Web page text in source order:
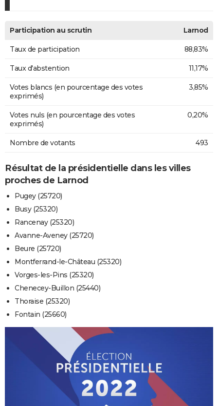
Participation au scrutin Larnod
Taux de participation 88,83%
Taux d'abstention 11,17%
Votes blancs (en pourcentage des votes
exprimés)
3,85%
Votes nuls (en pourcentage des votes
exprimés)
0,20%
Nombre de votants 493
Résultat de la présidentielle dans les villes
proches de Larnod
Pugey (25720)
Busy (25320)
Rancenay (25320)
Avanne-Aveney (25720)
Beure (25720)
Montferrand-le-Château (25320)
Vorges-les-Pins (25320)
Chenecey-Buillon (25440)
Thoraise (25320)
Fontain (25660)